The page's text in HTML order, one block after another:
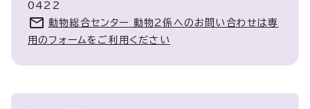
0422
動物総合センター 動物2係へのお問い合わせは専
用のフォームをご利用ください